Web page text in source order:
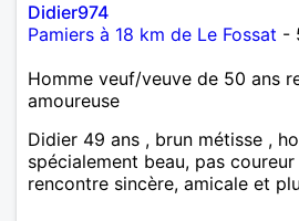
Didier974
Pamiers à 18 km de Le Fossat -
Homme veuf/veuve de 50 ans
amoureuse
Didier 49 ans , brun métisse ,
spécialement beau, pas
rencontre sincère, amicale et